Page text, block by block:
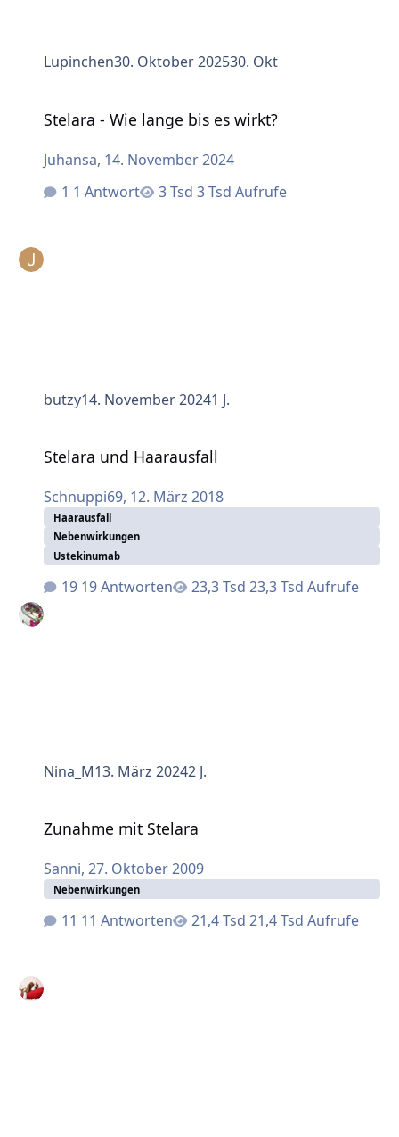
Lupinchen30. Oktober 202530. Okt
Stelara - Wie lange bis es wirkt?
Juhansa, 14. November 2024
1 Antwort
3 Tsd Aufrufe
butzy14. November 20241 J.
Stelara und Haarausfall
Schnuppi69, 12. März 2018
Haarausfall
Nebenwirkungen
Ustekinumab
19 Antworten 23,3 Tsd Aufrufe
Nina_M13. März 20242 J.
Zunahme mit Stelara
Sanni, 27. Oktober 2009
Nebenwirkungen
11 Antworten 21,4 Tsd Aufrufe